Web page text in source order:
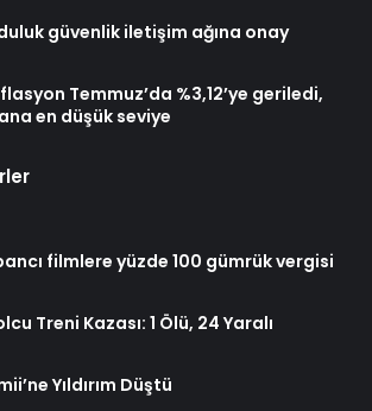
güvenlik iletişim ağına onay
Temmuz’da %3,12’ye geriledi,
en düşük seviye
filmlere yüzde 100 gümrük vergisi
Treni Kazası: 1 Ölü, 24 Yaralı
Yıldırım Düştü